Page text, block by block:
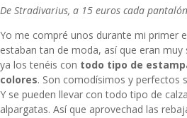
De Stradivarius, a 15 euros cada
Yo me compré unos durante mi primer
estaban tan de moda, así que eran muy
ya los tenéis con todo tipo de
colores. Son comodísimos y perfectos
Y se pueden llevar con todo tipo de
alpargatas. Así que aprovechad las